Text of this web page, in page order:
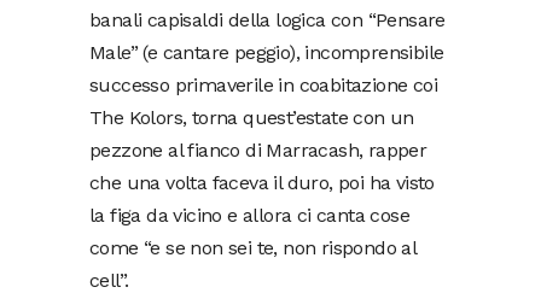
banali capisaldi della logica con “Pensare
Male” (e cantare peggio), incomprensibile
successo primaverile in coabitazione coi
The Kolors, torna quest’estate con un
pezzone al fianco di Marracash, rapper
che una volta faceva il duro, poi ha visto
la figa da vicino e allora ci canta cose
come “e se non sei te, non rispondo al
cell”.